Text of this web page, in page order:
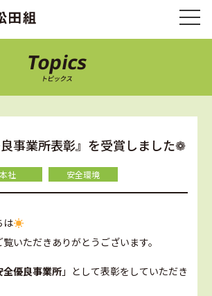
Topics
トピックス
良事業所表彰』を受賞しました❁
本社 安全環境
は
いただきありがとうございます。
全優良事業所 」として表彰をしていただき